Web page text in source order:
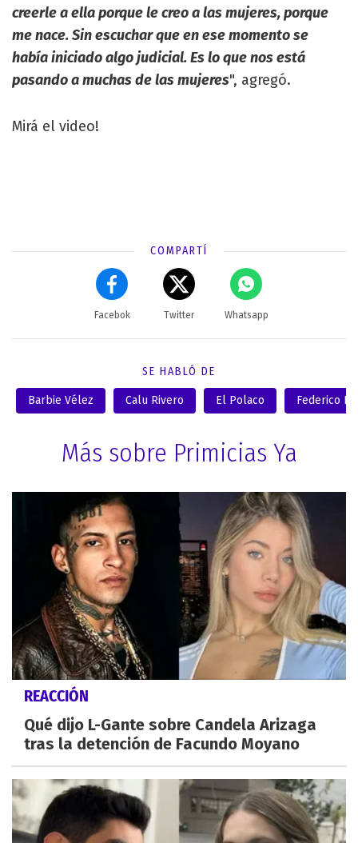
creerle a ella porque le creo a las mujeres, porque
me nace. Sin escuchar que en ese momento se
había iniciado algo judicial. Es lo que nos está
pasando a muchas de las mujeres", agregó.
Mirá el video!
COMPARTÍ
Facebok Twitter Whatsapp
SE HABLÓ DE
Barbie Vélez Calu Rivero El Polaco Federico
Más sobre Primicias Ya
REACCIÓN
Qué dijo L-Gante sobre Candela Arizaga
tras la detención de Facundo Moyano